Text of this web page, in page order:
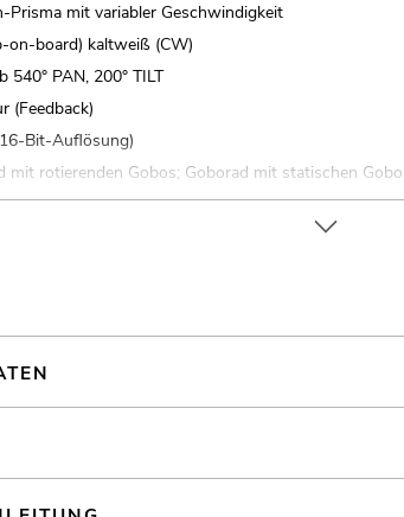
Prisma mit variabler Geschwindigkeit
on-board) kaltweiß (CW)
540° PAN, 200° TILT
(Feedback)
Bit-Auflösung)
mit rotierenden Gobos; Goborad mit statischen
einfachen Gobowechsel